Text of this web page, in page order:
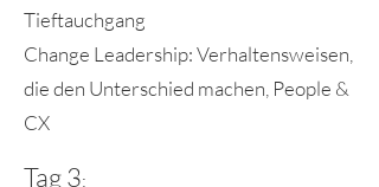
Tieftauchgang
Change Leadership: Verhaltensweisen,
die den Unterschied machen, People &
CX
Tag 3: